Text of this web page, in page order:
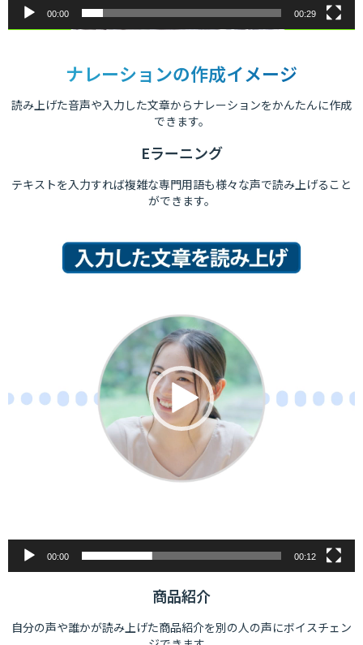
00:00 00:29
ナレーションの作成イメージ
読み上げた音声や入力した文章からナレーションをかんたんに作成
できます。
Eラーニング
テキストを入力すれば複雑な専門用語も様々な声で読み上げること
ができます。
画
プ
ヤ
ー
00:00 00:12
商品紹介
自分の声や誰かが読み上げた商品紹介を別の人の声にボイスチェン